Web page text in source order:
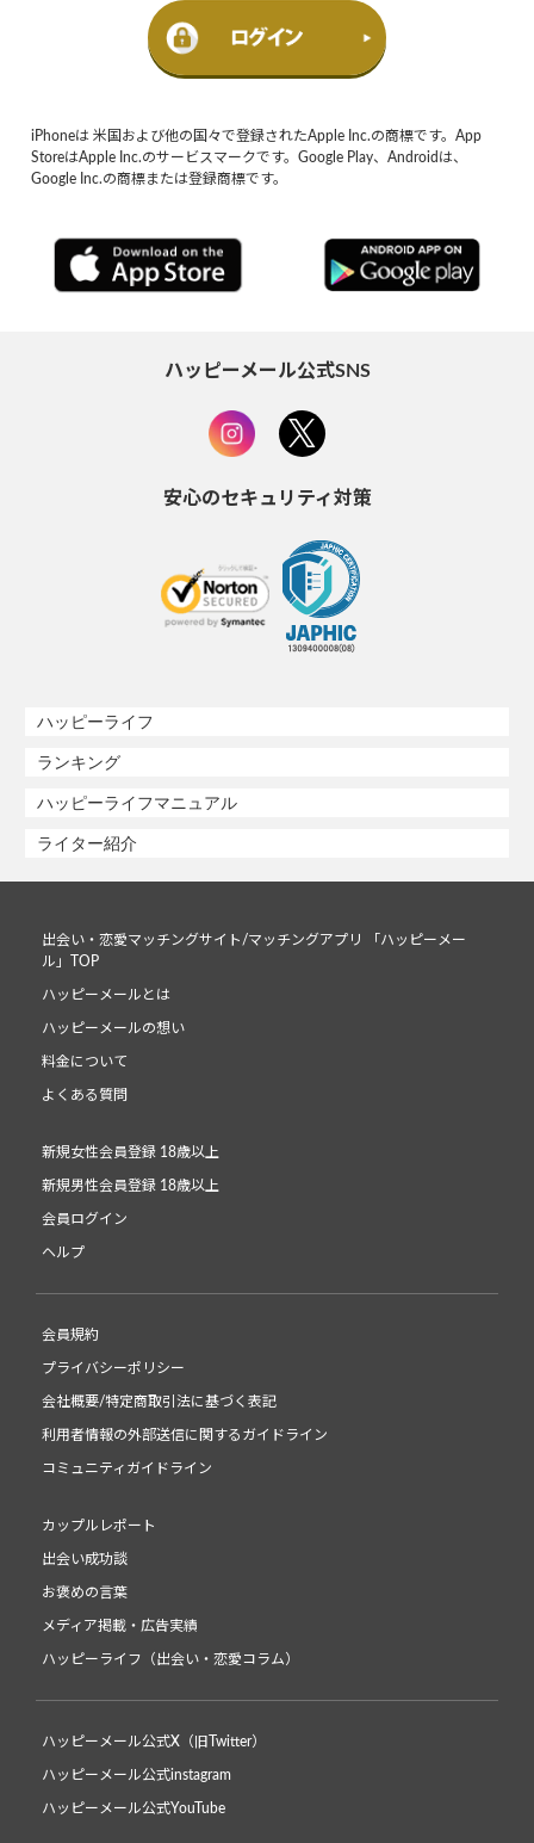
iPhoneは 米国および他の国々で登録されたApple Inc.の商標です。App
StoreはApple Inc.のサービスマークです。Google Play、Androidは、
Google Inc.の商標または登録商標です。
ハッピーメール公式SNS
安心のセキュリティ対策
ハッピーライフ
ランキング
ハッピーライフマニュアル
ライター紹介
出会い・恋愛マッチングサイト/マッチングアプリ 「ハッピーメー
ル」TOP
ハッピーメールとは
ハッピーメールの想い
料金について
よくある質問
新規女性会員登録 18歳以上
新規男性会員登録 18歳以上
会員ログイン
ヘルプ
会員規約
プライバシーポリシー
会社概要/特定商取引法に基づく表記
利用者情報の外部送信に関するガイドライン
コミュニティガイドライン
カップルレポート
出会い成功談
お褒めの言葉
メディア掲載・広告実績
ハッピーライフ（出会い・恋愛コラム）
ハッピーメール公式X（旧Twitter）
ハッピーメール公式instagram
ハッピーメール公式YouTube